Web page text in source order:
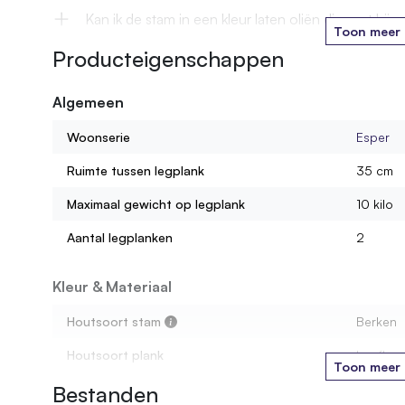
Kan ik de stam in een kleur laten oliën die past bij
Wordt de kast gemonteerd geleverd?
Uit wat voor materiaal bestaan de legplanken?
Toon meer
Producteigenschappen
Algemeen
Woonserie Esper
Ruimte tussen legplank 35 cm
Maximaal gewicht op legplank 10 kilo
Aantal legplanken 2
Kleur & Materiaal
Houtsoort stam Berken
Houtsoort plank
Soort legplank
Toon meer
Bestanden